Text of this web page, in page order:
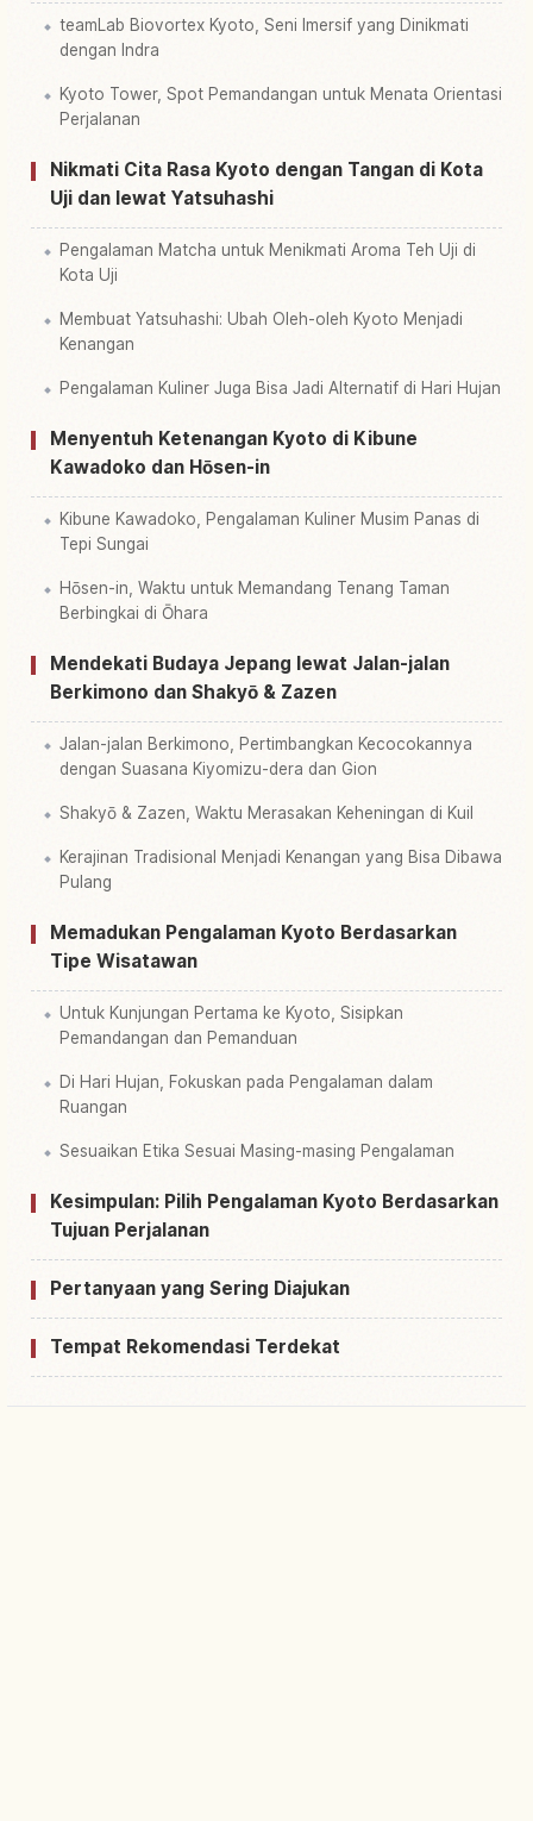
teamLab Biovortex Kyoto, Seni Imersif yang Dinikmati
dengan Indra
Kyoto Tower, Spot Pemandangan untuk Menata Orientasi
Perjalanan
Nikmati Cita Rasa Kyoto dengan Tangan di Kota
Uji dan lewat Yatsuhashi
Pengalaman Matcha untuk Menikmati Aroma Teh Uji di
Kota Uji
Membuat Yatsuhashi: Ubah Oleh-oleh Kyoto Menjadi
Kenangan
Pengalaman Kuliner Juga Bisa Jadi Alternatif di Hari Hujan
Menyentuh Ketenangan Kyoto di Kibune
Kawadoko dan Hōsen-in
Kibune Kawadoko, Pengalaman Kuliner Musim Panas di
Tepi Sungai
Hōsen-in, Waktu untuk Memandang Tenang Taman
Berbingkai di Ōhara
Mendekati Budaya Jepang lewat Jalan-jalan
Berkimono dan Shakyō & Zazen
Jalan-jalan Berkimono, Pertimbangkan Kecocokannya
dengan Suasana Kiyomizu-dera dan Gion
Shakyō & Zazen, Waktu Merasakan Keheningan di Kuil
Kerajinan Tradisional Menjadi Kenangan yang Bisa Dibawa
Pulang
Memadukan Pengalaman Kyoto Berdasarkan
Tipe Wisatawan
Untuk Kunjungan Pertama ke Kyoto, Sisipkan
Pemandangan dan Pemanduan
Di Hari Hujan, Fokuskan pada Pengalaman dalam
Ruangan
Sesuaikan Etika Sesuai Masing-masing Pengalaman
Kesimpulan: Pilih Pengalaman Kyoto Berdasarkan
Tujuan Perjalanan
Pertanyaan yang Sering Diajukan
Tempat Rekomendasi Terdekat